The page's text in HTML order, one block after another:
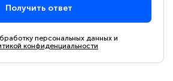
Получить ответ
персональных данных и
конфиденциальности